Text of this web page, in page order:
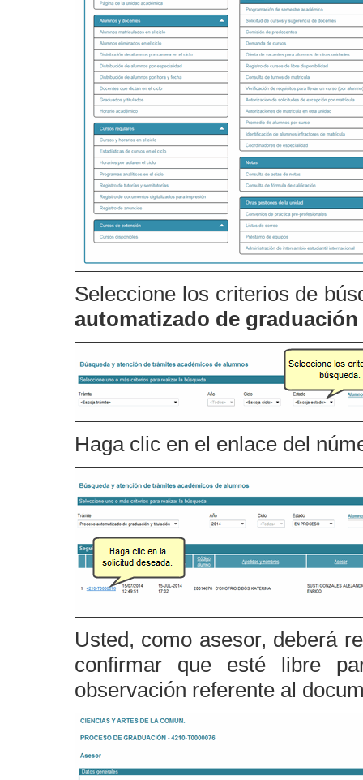
Seleccione los criterios de
automatizado de
Haga clic en el enlace del
Usted, como asesor, deberá
confirmar que esté libre
observación referente al